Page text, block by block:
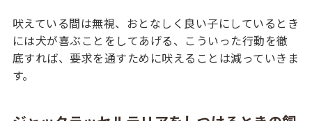
吠えている間は無視、おとなしく良い子にしているとき
には犬が喜ぶことをしてあげる、こういった行動を徹
底すれば、要求を通すために吠えることは減っていきま
す。